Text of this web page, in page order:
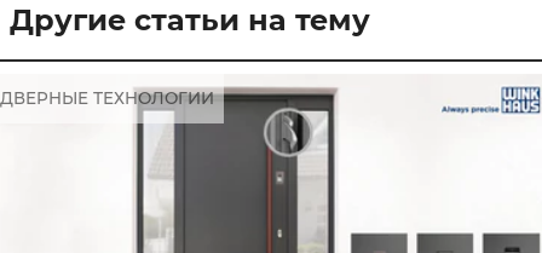
Другие статьи на тему
ДВЕРНЫЕ ТЕХНОЛОГИИ